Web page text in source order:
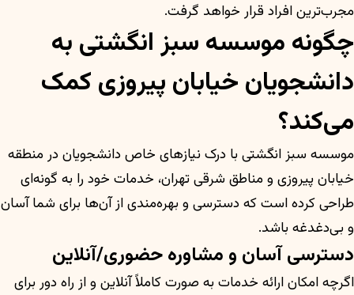
مجرب‌ترین افراد قرار خواهد گرفت.
چگونه موسسه سبز انگشتی به
دانشجویان خیابان پیروزی کمک
می‌کند؟
موسسه سبز انگشتی با درک نیازهای خاص دانشجویان در منطقه
خیابان پیروزی و مناطق شرقی تهران، خدمات خود را به گونه‌ای
طراحی کرده است که دسترسی و بهره‌مندی از آن‌ها برای شما آسان
و بی‌دغدغه باشد.
دسترسی آسان و مشاوره حضوری/آنلاین
اگرچه امکان ارائه خدمات به صورت کاملاً آنلاین و از راه دور برای